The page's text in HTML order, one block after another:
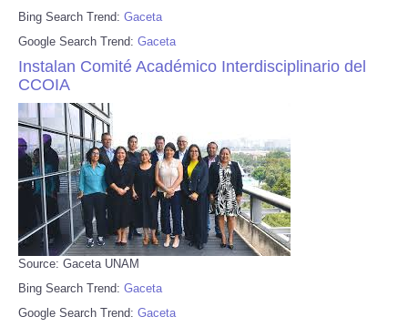
Bing Search Trend: Gaceta
Google Search Trend: Gaceta
Instalan Comité Académico Interdisciplinario del
CCOIA
Source: Gaceta UNAM
Bing Search Trend: Gaceta
Google Search Trend: Gaceta